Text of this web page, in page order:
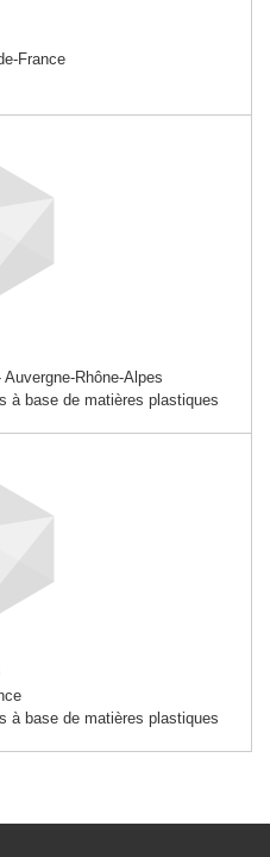
France
Rhône-Alpes
à base de matières plastiques
à base de matières plastiques